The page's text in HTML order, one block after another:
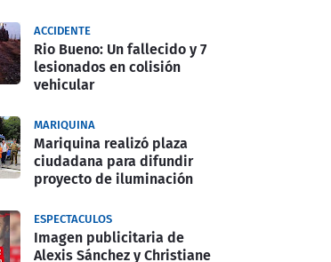
ACCIDENTE
Rio Bueno: Un fallecido y 7
lesionados en colisión
vehicular
MARIQUINA
Mariquina realizó plaza
ciudadana para difundir
proyecto de iluminación
ESPECTACULOS
Imagen publicitaria de
Alexis Sánchez y Christiane